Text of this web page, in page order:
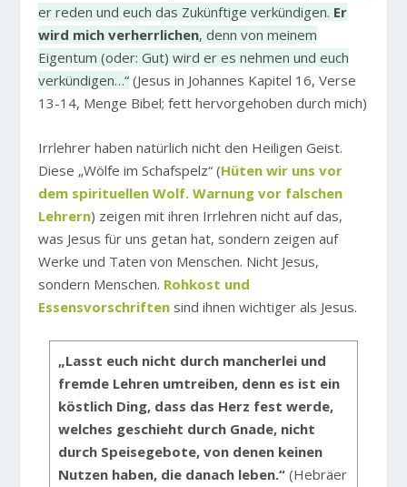
er reden und euch das Zukünftige verkündigen. Er
wird mich verherrlichen, denn von meinem
Eigentum (oder: Gut) wird er es nehmen und euch
verkündigen…“ (Jesus in Johannes Kapitel 16, Verse
13-14, Menge Bibel; fett hervorgehoben durch mich)
Irrlehrer haben natürlich nicht den Heiligen Geist.
Diese „Wölfe im Schafspelz“ (Hüten wir uns vor
dem spirituellen Wolf. Warnung vor falschen
Lehrern) zeigen mit ihren Irrlehren nicht auf das,
was Jesus für uns getan hat, sondern zeigen auf
Werke und Taten von Menschen. Nicht Jesus,
sondern Menschen. Rohkost und
Essensvorschriften sind ihnen wichtiger als Jesus.
„Lasst euch nicht durch mancherlei und
fremde Lehren umtreiben, denn es ist ein
köstlich Ding, dass das Herz fest werde,
welches geschieht durch Gnade, nicht
durch Speisegebote, von denen keinen
Nutzen haben, die danach leben.“(Hebräer